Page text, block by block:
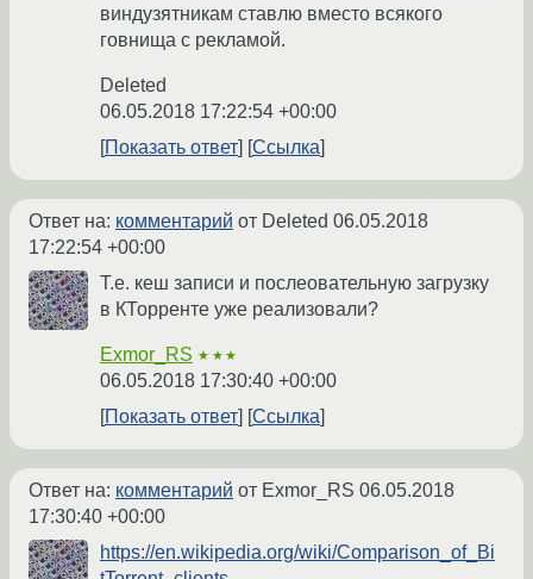
виндузятникам ставлю вместо всякого
говнища с рекламой.
Deleted
06.05.2018 17:22:54 +00:00
Показать ответ
Ссылка
Ответ на: комментарий от Deleted 06.05.2018
17:22:54 +00:00
Т.е. кеш записи и послеовательную загрузку
в КТорренте уже реализовали?
Exmor_RS ★★★
06.05.2018 17:30:40 +00:00
Показать ответ
Ссылка
Ответ на: комментарий от Exmor_RS 06.05.2018
17:30:40 +00:00
https://en.wikipedia.org/wiki/Comparison_of_Bi